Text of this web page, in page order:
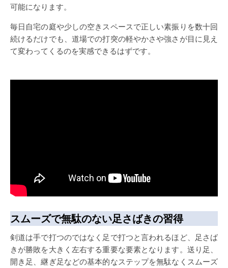
可能になります。
毎日自宅の庭や少しの空きスペースで正しい素振りを数十回
続けるだけでも、道場での打突の軽やかさや強さが目に見え
て変わってくるのを実感できるはずです。
スムーズで無駄のない足さばきの習得
剣道は手で打つのではなく足で打つと言われるほど、足さば
きが勝敗を大きく左右する重要な要素となります。送り足、
開き足、継ぎ足などの基本的なステップを無駄なくスムーズ